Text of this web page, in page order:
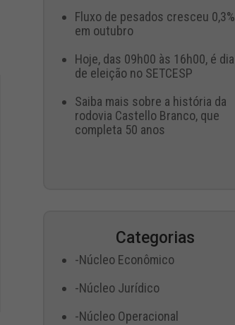
Fluxo de pesados cresceu 0,3%
em outubro
Hoje, das 09h00 às 16h00, é dia
de eleição no SETCESP
Saiba mais sobre a história da
rodovia Castello Branco, que
completa 50 anos
Categorias
-Núcleo Econômico
-Núcleo Jurídico
-Núcleo Operacional